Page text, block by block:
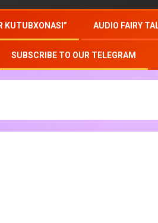
KUTUBXONASI” AUDIO FAIRY
SUBSCRIBE TO OUR TELEGRAM